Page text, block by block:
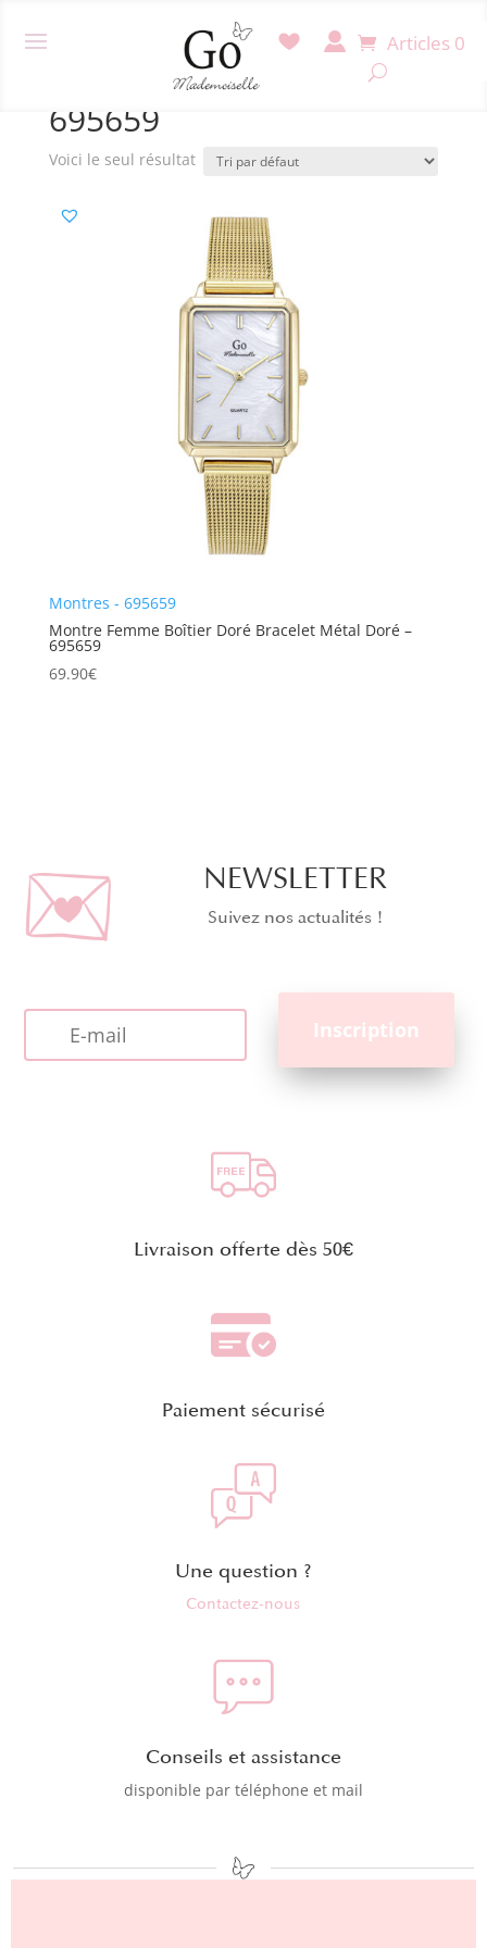
Articles 0
/ Produit Référence / 695659
695659
Voici le seul résultat
Montres - 695659
Montre Femme Boîtier Doré Bracelet Métal Doré –
695659
69.90€
NEWSLETTER
Suivez nos actualités !
Livraison offerte dès 50€
Paiement sécurisé
Une question ?
Contactez-nous
Conseils et assistance
disponible par téléphone et mail